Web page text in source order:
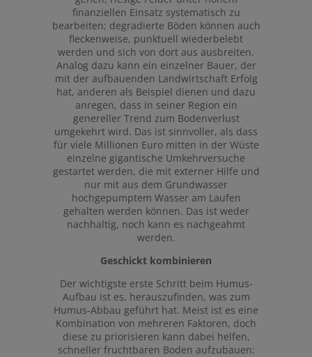
finanziellen Einsatz systematisch zu
bearbeiten; degradierte Böden können auch
fleckenweise, punktuell wiederbelebt
werden und sich von dort aus ausbreiten.
Analog dazu kann ein einzelner Bauer, der
mit der aufbauenden Landwirtschaft Erfolg
hat, anderen als Beispiel dienen und dazu
anregen, dass in seiner Region ein
genereller Trend zum Bodenverlust
umgekehrt wird. Das ist sinnvoller, als dass
für viele Millionen Euro mitten in der Wüste
einzelne gigantische Umkehrversuche
gestartet werden, die mit externer Hilfe und
nur mit aus dem Grundwasser
hochgepumptem Wasser am Laufen
gehalten werden können. Das ist weder
nachhaltig, noch kann es nachgeahmt
werden.
Geschickt kombinieren
Der wichtigste erste Schritt beim Humus-
Aufbau ist es, herauszufinden, was zum
Humus-Abbau geführt hat. Meist ist es eine
Kombination von mehreren Faktoren, doch
diese zu priorisieren kann dabei helfen,
schneller fruchtbaren Boden aufzubauen: